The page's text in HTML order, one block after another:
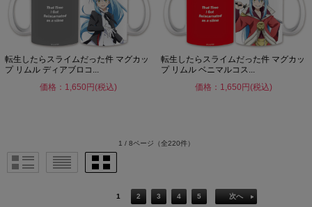
転生したらスライムだった件 マグカッ
プ リムル ディアブロコ...
価格：1,650円(税込)
転生したらスライムだった件 マグカッ
プ リムル ベニマルコス...
価格：1,650円(税込)
1 / 8ページ （全220件）
1 2 3 4 5 次へ